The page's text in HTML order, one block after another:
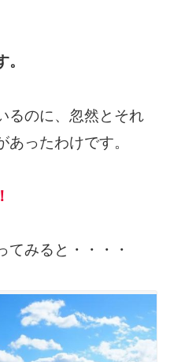
るのに、忽然とそれ
あったわけです。
てみると・・・・